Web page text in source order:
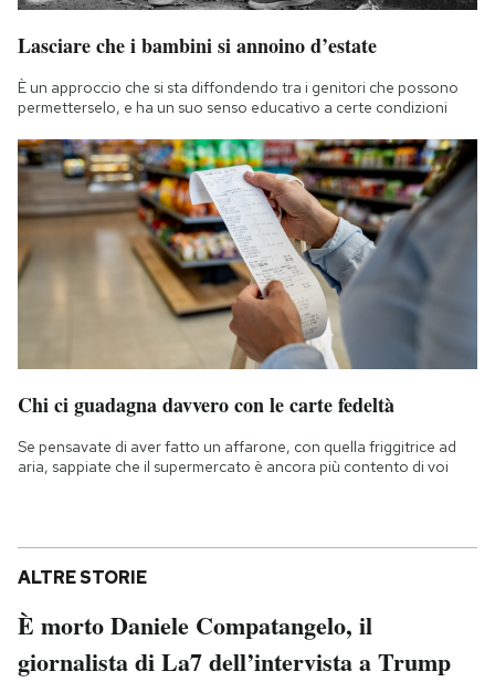
Lasciare che i bambini si annoino d’estate
È un approccio che si sta diffondendo tra i genitori che possono
permetterselo, e ha un suo senso educativo a certe condizioni
Chi ci guadagna davvero con le carte fedeltà
Se pensavate di aver fatto un affarone, con quella friggitrice ad
aria, sappiate che il supermercato è ancora più contento di voi
ALTRE STORIE
È morto Daniele Compatangelo, il
giornalista di La7 dell’intervista a Trump